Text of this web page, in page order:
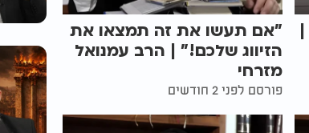
"אם תעשו את זה תמצאו את
הזיווג שלכם!" | הרב עמנואל
מזרחי
פורסם לפני 2 חודשים